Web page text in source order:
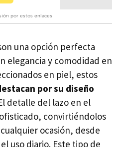
por estos enlaces
una opción perfecta
elegancia y comodidad en
en piel, estos
por su diseño
detalle del lazo en el
convirtiéndolos
ocasión, desde
uso diario. Este tipo de